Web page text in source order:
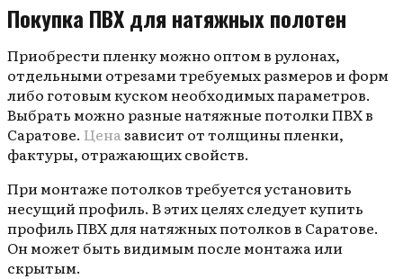
Покупка ПВХ для натяжных полотен
Приобрести пленку можно оптом в рулонах,
отдельными отрезами требуемых размеров и форм
либо готовым куском необходимых параметров.
Выбрать можно разные натяжные потолки ПВХ в
Саратове. Ценазависит от толщины пленки,
фактуры, отражающих свойств.
При монтаже потолков требуется установить
несущий профиль. В этих целях следует купить
профиль ПВХ для натяжных потолков в Саратове.
Он может быть видимым после монтажа или
скрытым.